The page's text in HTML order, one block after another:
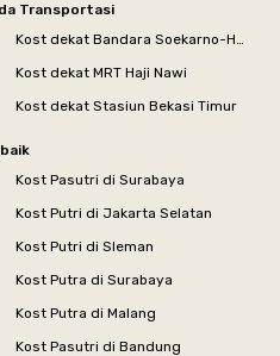
Transportasi
Kost dekat Bandara Soekarno-Hatta
Kost dekat MRT Haji Nawi
Kost dekat Stasiun Bekasi Timur
Kost Pasutri di Surabaya
Kost Putri di Jakarta Selatan
Kost Putri di Sleman
Kost Putra di Surabaya
Kost Putra di Malang
Kost Pasutri di Bandung